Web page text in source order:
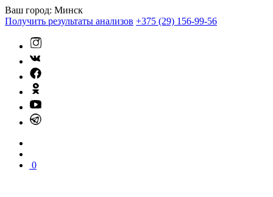
Ваш город: Минск
Получить результаты анализов +375 (29) 156-99-56
0